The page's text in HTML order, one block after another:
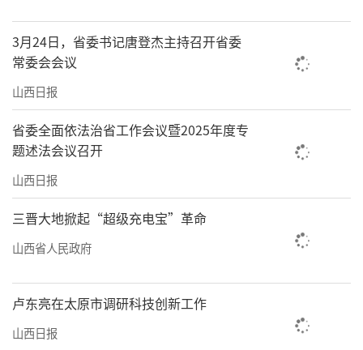
瀑。”来自河北的游客刘伟慕名而来，表示不
虚此行。作为第二批中国传统村落和第七批国
家级中国历史文化名村，虹霓村有得天独厚的
自然和人文历史资源禀赋，收获了乡村旅游带
来的红利。据统计，该村全年接待游客超30万
屯留区小南村，一个因水而兴的村庄。小
南村位于漳泽湖西岸，村中绿树成荫，民宿民
居干净整洁。每逢假日，村旁道路上满是挂着
外地牌照的私家车。游客们或在湖边的烧烤区
尽情嬉戏，或在造型别致的星空房里静赏湖光
天色，或在健身步道上跑步锻炼。高峰期，小
3月24日，省委书记唐登杰主持召开省委
常委会会议
山西日报
省委全面依法治省工作会议暨2025年度专
题述法会议召开
山西日报
三晋大地掀起“超级充电宝”革命
山西省人民政府
卢东亮在太原市调研科技创新工作
山西日报